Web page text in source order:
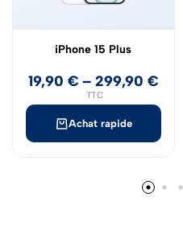
Achat rapide
iPhone 15 Plus
19,90 € –299,90 €
TTC